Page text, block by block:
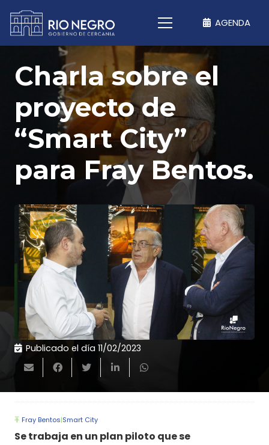
AGENDA
Charla sobre el
proyecto de
“Smart City”
para Fray Bentos.
Publicado el día 11/02/2023
Fray Bentos|Smart City
Se trabaja en un plan piloto que se